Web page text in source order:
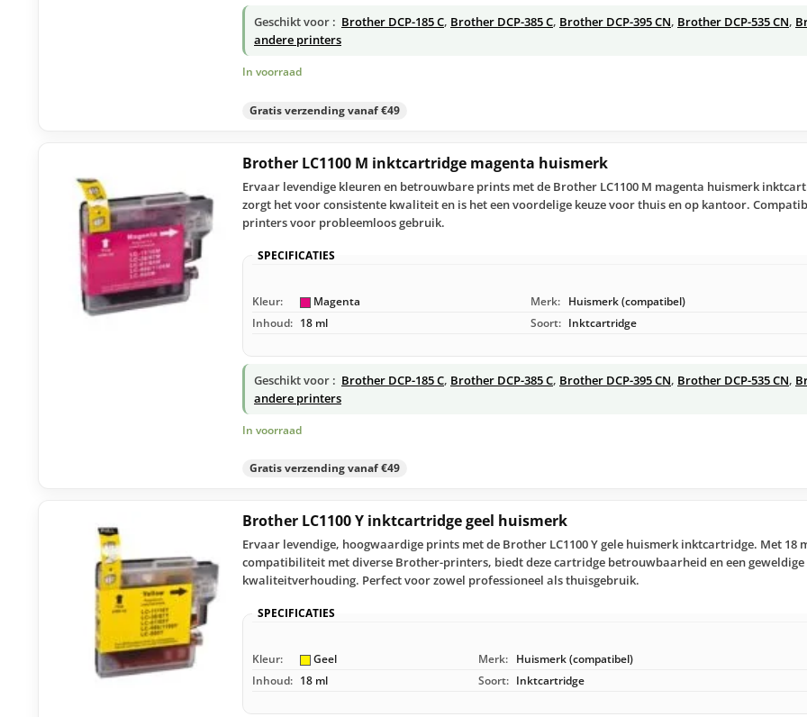
Geschikt voor : Brother DCP-185 C, Brother DCP-385 C, Brother DCP-395 CN, Brother DCP-535 CN,
andere printers
In voorraad
Gratis verzending vanaf €49
Brother LC1100 M inktcartridge magenta huismerk
Ervaar levendige kleuren en betrouwbare prints met de Brother LC1100 M magenta huismerk
zorgt het voor consistente kwaliteit en is het een voordelige keuze voor thuis en op kantoor.
printers voor probleemloos gebruik.
SPECIFICATIES
Kleur: Magenta Merk: Huismerk (compatibel)
Inhoud: 18 ml Soort: Inktcartridge
Geschikt voor : Brother DCP-185 C, Brother DCP-385 C, Brother DCP-395 CN, Brother DCP-535 CN,
andere printers
In voorraad
Gratis verzending vanaf €49
Brother LC1100 Y inktcartridge geel huismerk
Ervaar levendige, hoogwaardige prints met de Brother LC1100 Y gele huismerk inktcartridge. Met 18
compatibiliteit met diverse Brother-printers, biedt deze cartridge betrouwbaarheid en een
kwaliteitverhouding. Perfect voor zowel professioneel als thuisgebruik.
SPECIFICATIES
Kleur: Geel Merk: Huismerk (compatibel)
Inhoud: 18 ml Soort: Inktcartridge